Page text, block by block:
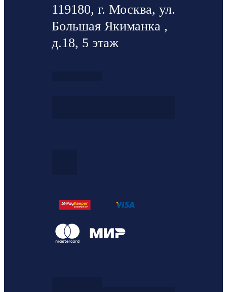
119180, г. Москва, ул.
Большая Якиманка ,
д.18, 5 этаж